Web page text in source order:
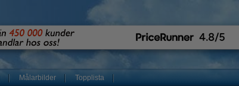
Målarbilder Topplista